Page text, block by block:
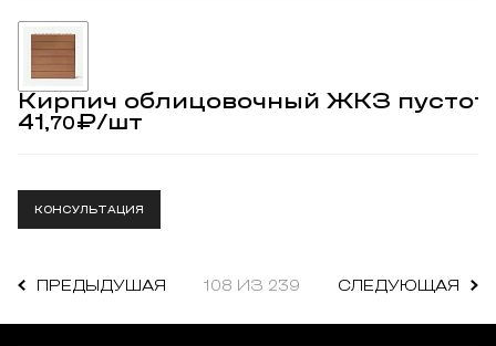
Кирпич облицовочный ЖКЗ
41,70₽/шт
КОНСУЛЬТАЦИЯ
ПРЕДЫДУШАЯ 108 ИЗ 239 СЛЕДУЮЩАЯ